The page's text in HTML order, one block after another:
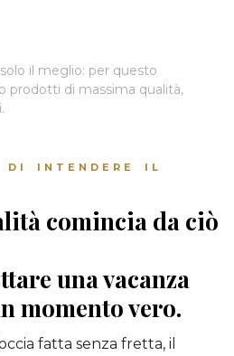
il meglio: per questo
prodotti di massima qualità,
DI INTENDERE IL
comincia da ciò
una vacanza
momento vero.
fatta senza fretta, il